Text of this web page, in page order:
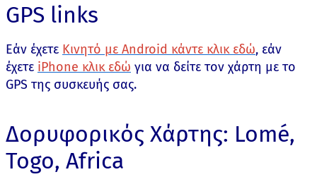
GPS links
Εάν έχετε Κινητό με Android κάντε κλικ εδώ, εάν
έχετε iPhone κλικ εδώ για να δείτε τον χάρτη με το
GPS της συσκευής σας.
Δορυφορικός Χάρτης: Lomé,
Togo, Africa